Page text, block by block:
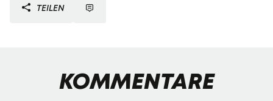
TEILEN
KOMMENTARE